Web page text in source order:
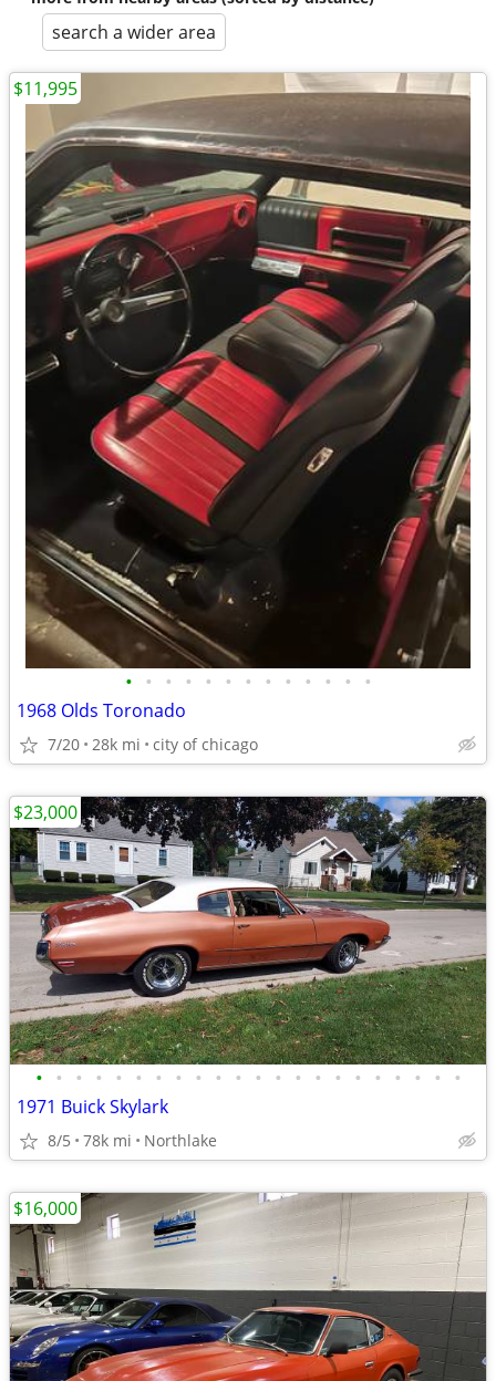
search a wider area
• • • • • • • • • • • • •
1968 Olds Toronado
7/20 28k mi city of chicago
$11,995
• • • • • • • • • • • • • • • • • • • • • •
1971 Buick Skylark
8/5 78k mi Northlake
$23,000
$16,000